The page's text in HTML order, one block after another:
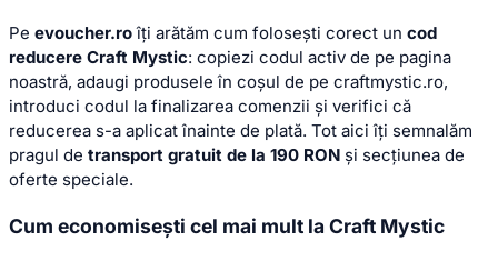
Pe evoucher.roîți arătăm cum folosești corect un cod
reducere Craft Mystic: copiezi codul activ de pe pagina
noastră, adaugi produsele în coșul de pe craftmystic.ro,
introduci codul la finalizarea comenzii și verifici că
reducerea s-a aplicat înainte de plată. Tot aici îți semnalăm
pragul de transport gratuit de la 190 RON și secțiunea de
oferte speciale.
Cum economisești cel mai mult la Craft Mystic